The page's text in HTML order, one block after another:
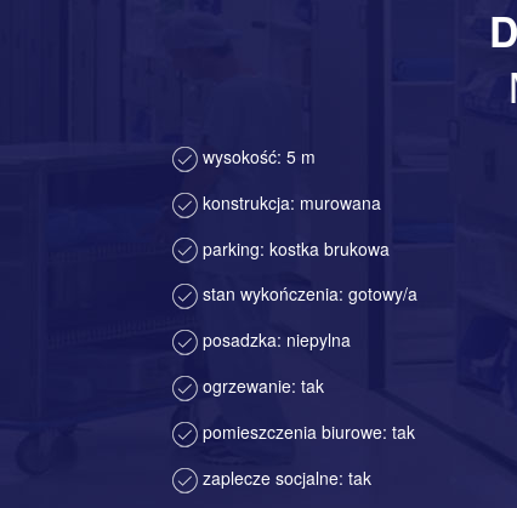
wysokość: 5 m
konstrukcja: murowana
parking: kostka brukowa
stan wykończenia: gotowy/a
posadzka: niepylna
ogrzewanie: tak
pomieszczenia biurowe: tak
zaplecze socjalne: tak